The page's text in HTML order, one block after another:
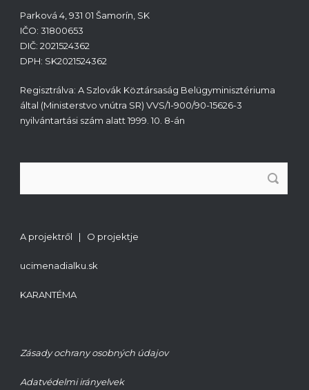
Parková 4, 931 01 Šamorín, SK
IČO: 31800653
DIČ: 2021524362
DPH: SK2021524362
Regisztrálva: A Szlovák Köztársaság Belügyminisztériuma
által (Ministerstvo vnútra SR) VVS/1-900/90-15626-3
nyilvántartási szám alatt 1999. 10. 8-án
A projektről | O projektje
ucimenadialku.sk
KARANTÉMA
Zásady ochrany osobných údajov
Adatvédelmi irányelvek